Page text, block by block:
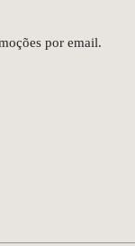
por email.